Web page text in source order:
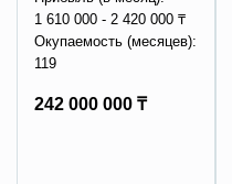
1 610 000 - 2 420 000 ₸
Окупаемость (месяцев):
119
242 000 000 ₸